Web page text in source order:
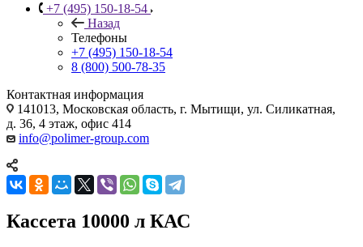
+7 (495) 150-18-54
Назад
Телефоны
+7 (495) 150-18-54
8 (800) 500-78-35
Контактная информация
141013, Московская область, г. Мытищи, ул. Силикатная,
д. 36, 4 этаж, офис 414
info@polimer-group.com
Кассета 10000 л КАС